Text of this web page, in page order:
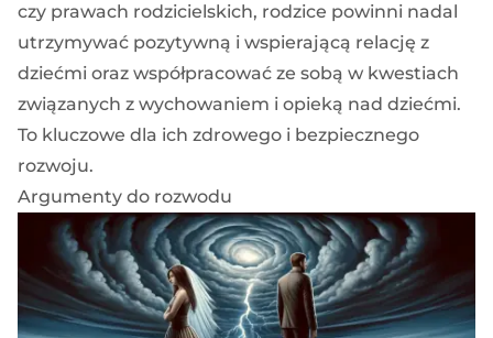
czy prawach rodzicielskich, rodzice powinni nadal
utrzymywać pozytywną i wspierającą relację z
dziećmi oraz współpracować ze sobą w kwestiach
związanych z wychowaniem i opieką nad dziećmi.
To kluczowe dla ich zdrowego i bezpiecznego
rozwoju.
Argumenty do rozwodu